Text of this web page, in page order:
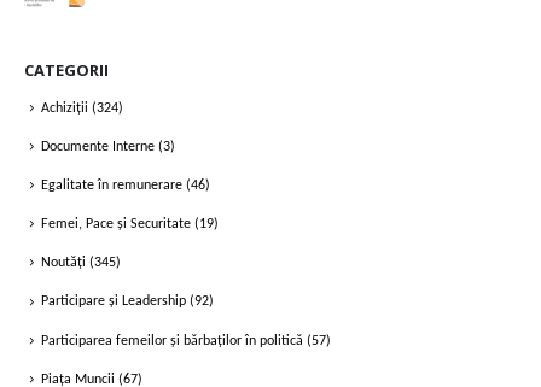
CATEGORII
Achiziții (324)
Documente Interne (3)
Egalitate în remunerare (46)
Femei, Pace și Securitate (19)
Noutăți (345)
Participare și Leadership (92)
Participarea femeilor și bărbaților în politică (57)
Piața Muncii (67)